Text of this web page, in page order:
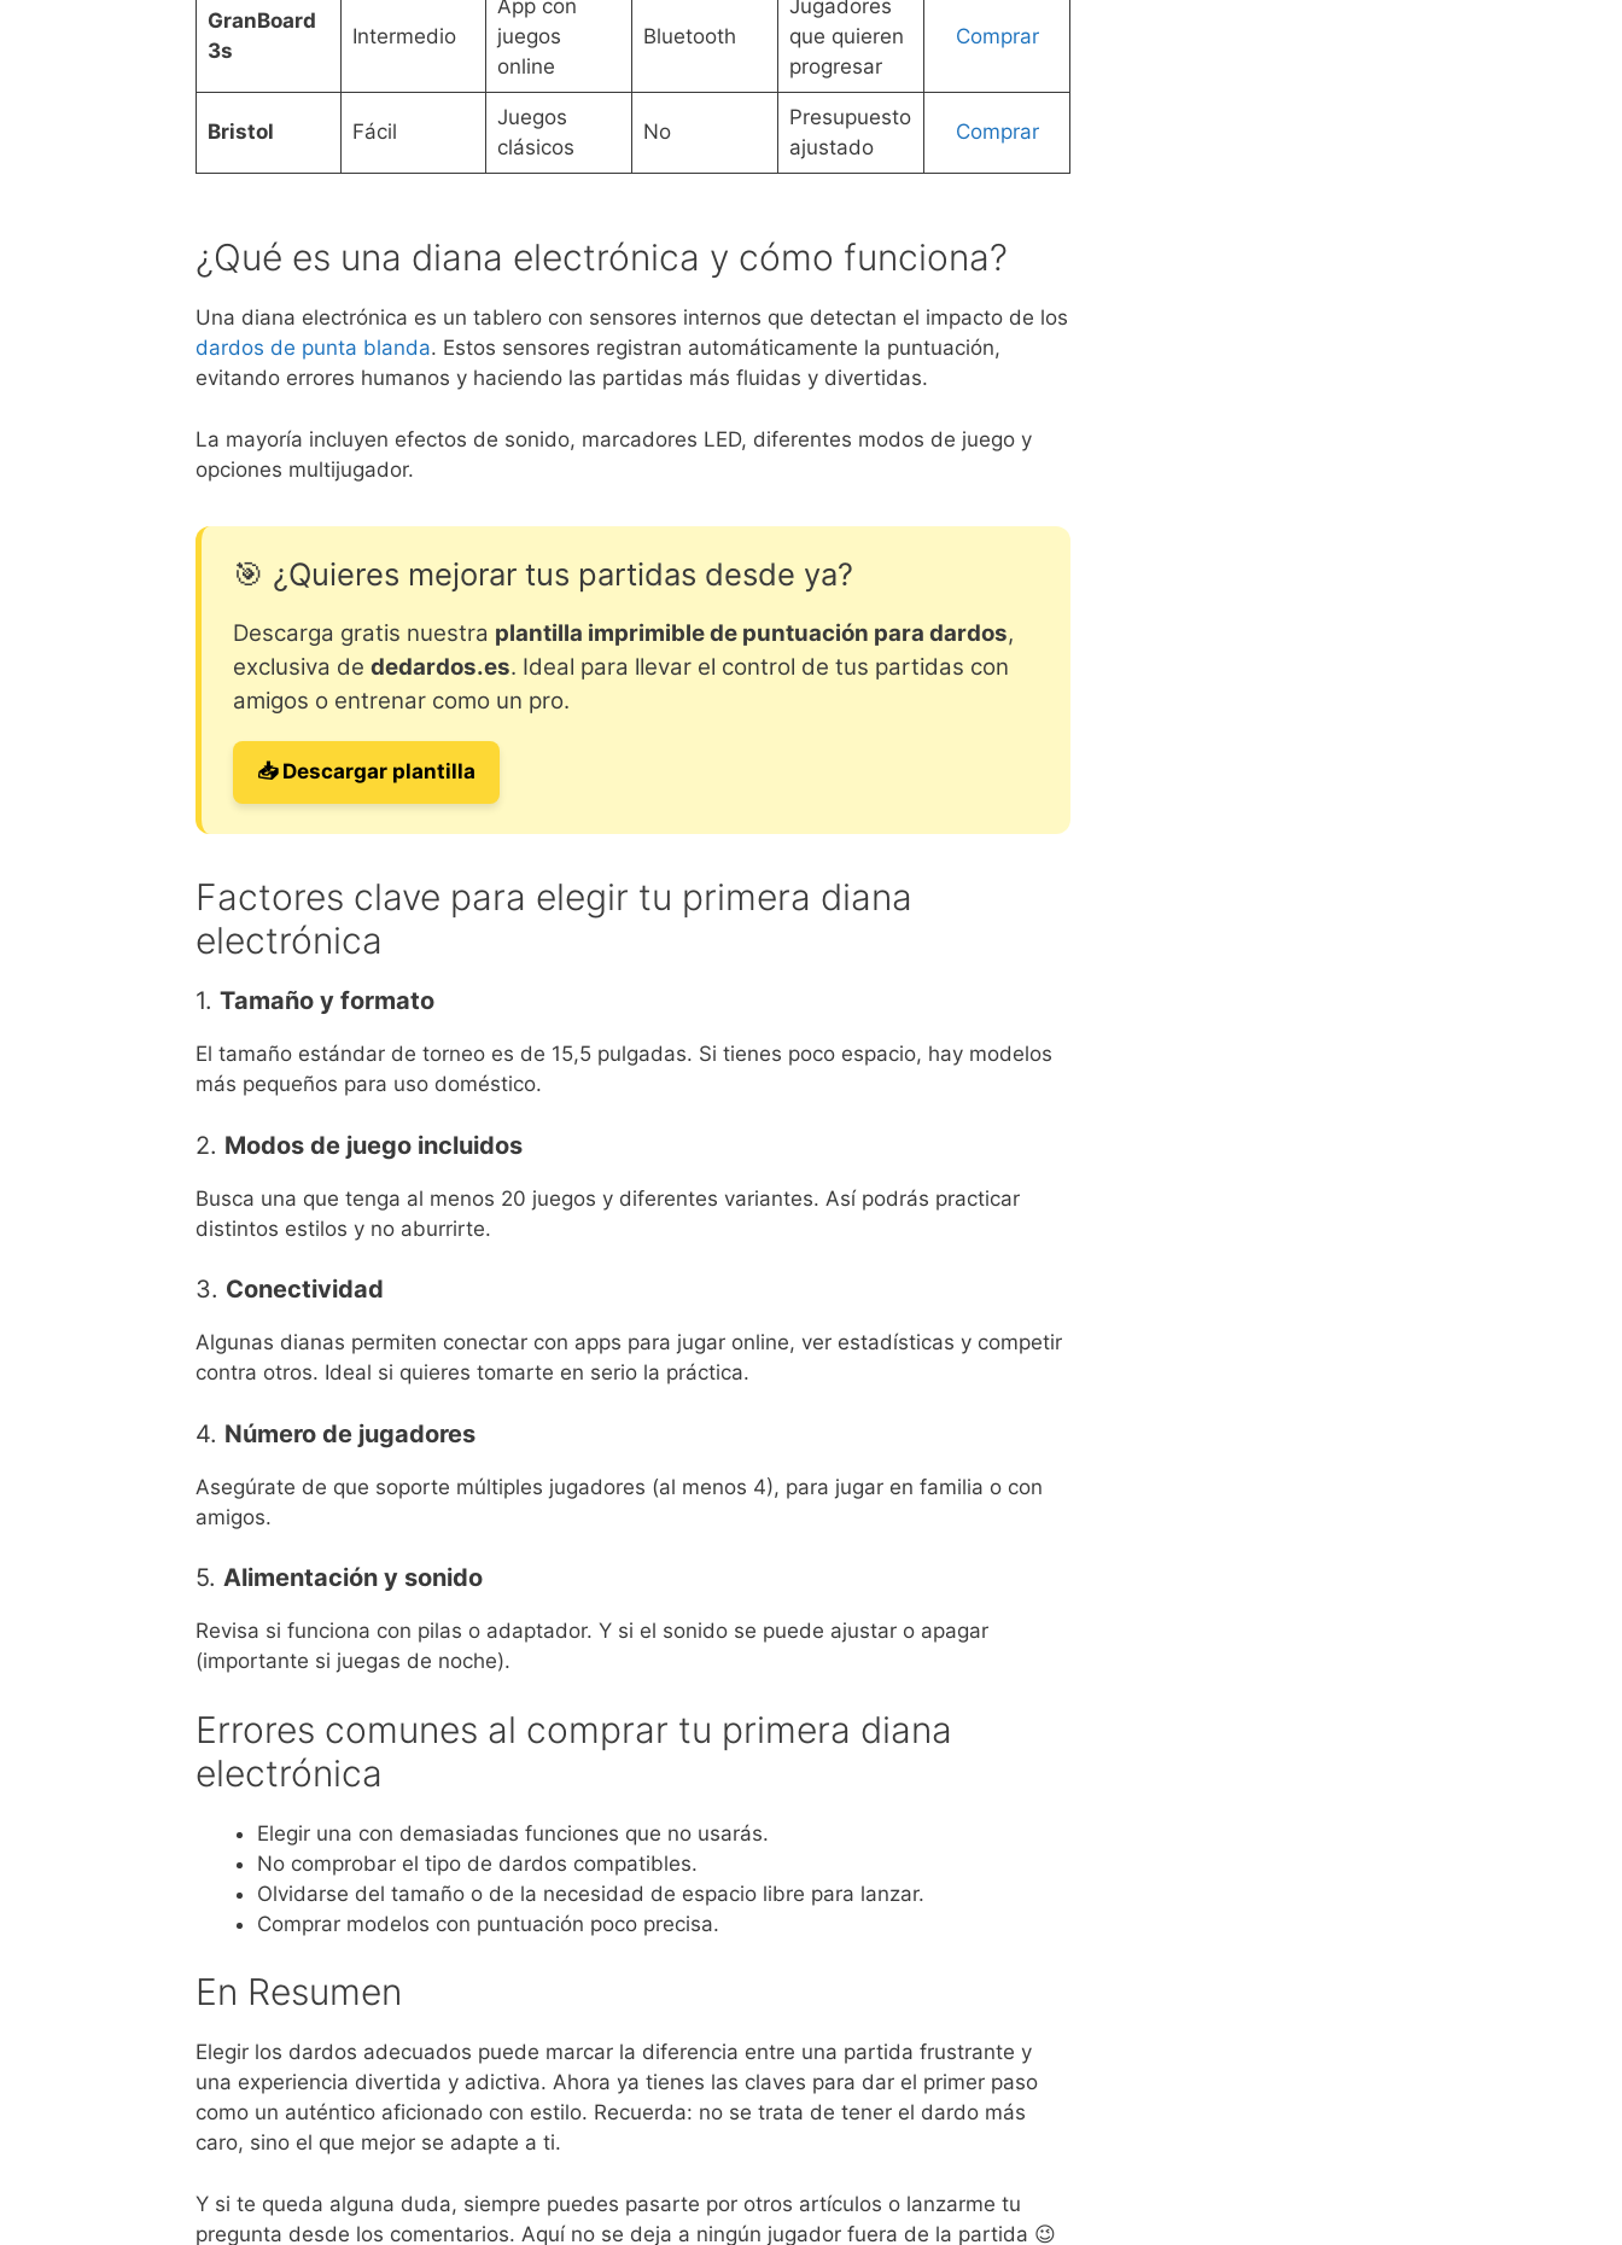
GranBoard
3s
Intermedio
App con
juegos
online
Bluetooth
Jugadores
que quieren
progresar
Comprar
Bristol Fácil
Juegos
clásicos
No
Presupuesto
ajustado
Comprar
¿Qué es una diana electrónica y cómo funciona?
Una diana electrónica es un tablero con sensores internos que detectan el impacto de los
dardos de punta blanda. Estos sensores registran automáticamente la puntuación,
evitando errores humanos y haciendo las partidas más fluidas y divertidas.
La mayoría incluyen efectos de sonido, marcadores LED, diferentes modos de juego y
opciones multijugador.
🎯 ¿Quieres mejorar tus partidas desde ya?
Descarga gratis nuestra plantilla imprimible de puntuación para dardos,
exclusiva de dedardos.es. Ideal para llevar el control de tus partidas con
amigos o entrenar como un pro.
📥 Descargar plantilla
Factores clave para elegir tu primera diana
electrónica
1. Tamaño y formato
El tamaño estándar de torneo es de 15,5 pulgadas. Si tienes poco espacio, hay modelos
más pequeños para uso doméstico.
2. Modos de juego incluidos
Busca una que tenga al menos 20 juegos y diferentes variantes. Así podrás practicar
distintos estilos y no aburrirte.
3. Conectividad
Algunas dianas permiten conectar con apps para jugar online, ver estadísticas y competir
contra otros. Ideal si quieres tomarte en serio la práctica.
4. Número de jugadores
Asegúrate de que soporte múltiples jugadores (al menos 4), para jugar en familia o con
amigos.
5. Alimentación y sonido
Revisa si funciona con pilas o adaptador. Y si el sonido se puede ajustar o apagar
(importante si juegas de noche).
Errores comunes al comprar tu primera diana
electrónica
Elegir una con demasiadas funciones que no usarás.
No comprobar el tipo de dardos compatibles.
Olvidarse del tamaño o de la necesidad de espacio libre para lanzar.
Comprar modelos con puntuación poco precisa.
En Resumen
Elegir los dardos adecuados puede marcar la diferencia entre una partida frustrante y
una experiencia divertida y adictiva. Ahora ya tienes las claves para dar el primer paso
como un auténtico aficionado con estilo. Recuerda: no se trata de tener el dardo más
caro, sino el que mejor se adapte a ti.
Y si te queda alguna duda, siempre puedes pasarte por otros artículos o lanzarme tu
pregunta desde los comentarios. Aquí no se deja a ningún jugador fuera de la partida 😉